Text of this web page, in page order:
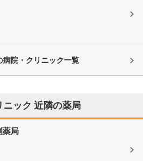
病院・クリニック一覧
ニック 近隣の薬局
薬局